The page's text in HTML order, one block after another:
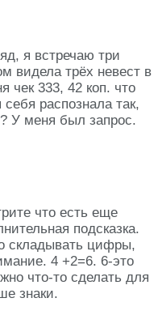
я встречаю три
видела трёх невест в
чек 333, 42 коп. что
распознала так,
У меня был запрос.
что есть еще
подсказка.
складывать цифры,
4 +2=6. 6-это
что-то сделать для
знаки.